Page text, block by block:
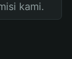
kami.